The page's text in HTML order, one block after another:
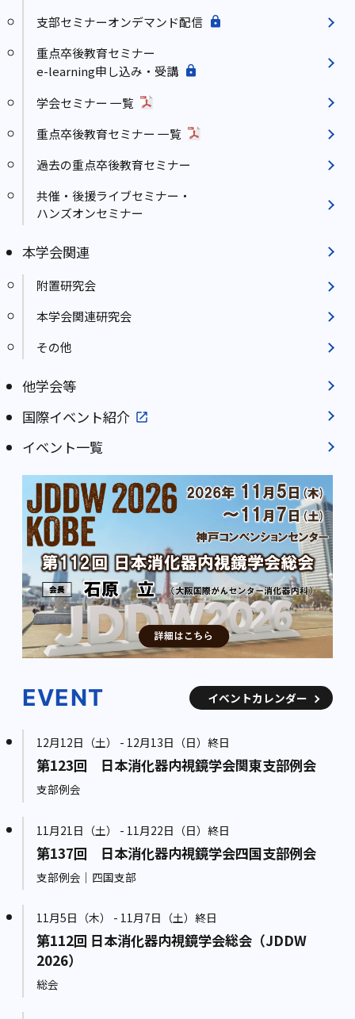
支部セミナーオンデマンド配信
重点卒後教育セミナー
e-learning申し込み・受講
学会セミナー 一覧
重点卒後教育セミナー 一覧
過去の重点卒後教育セミナー
共催・後援ライブセミナー・
ハンズオンセミナー
本学会関連
附置研究会
本学会関連研究会
その他
他学会等
国際イベント紹介
イベント一覧
EVENT イベントカレンダー
12月12日（土） - 12月13日（日）終日
第123回 日本消化器内視鏡学会関東支部例会
支部例会
11月21日（土） - 11月22日（日）終日
第137回 日本消化器内視鏡学会四国支部例会
支部例会｜四国支部
11月5日（木） - 11月7日（土）終日
第112回 日本消化器内視鏡学会総会（JDDW
2026）
総会